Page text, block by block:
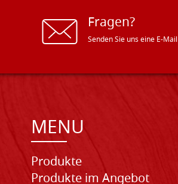
Fragen?
Senden Sie uns eine E-Mail
MENU
Produkte
Produkte im Angebot